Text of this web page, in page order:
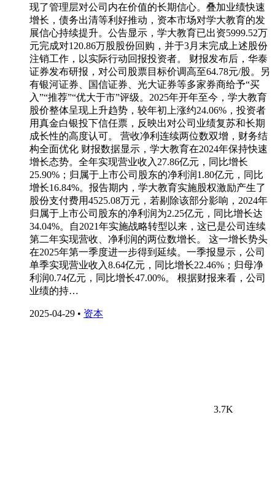
现了管理层对公司内在价值的长期信心。叠加业绩快速
增长，债务出清等利好推动，资本市场对学大教育的发
展信心持续提升。公告显示，学大教育已出资5999.52万
元完成对120.86万股股份回购，并于3月末完成上述股份
注销工作，以实际行动回报投资者。 财报发布后，华泰
证券发布研报，对公司股票目标价调高至64.78元/股。另
有银河证券、国信证券、光大证券等多家券商给予“买
入”“推荐”“优大于市”评级。2025年开年至今，学大教育
股价整体呈现上升趋势，较年初上涨约24.06%，投资者
用真金白银投下信任票，反映出对公司业绩复苏和长期
成长性的高度认可。 营收净利连续两位数双增，财务结
构全面优化 财报数据显示，学大教育在2024年保持快速
增长态势。全年实现营业收入27.86亿元，同比增长
25.90%；归属于上市公司股东的净利润1.80亿元，同比
增长16.84%。报告期内，学大教育实施股权激励产生了
股份支付费用4525.08万元，若剔除该部分影响，2024年
归属于上市公司股东的净利润为2.25亿元，同比增长达
34.04%。自2021年实施战略转型以来，这已是公司连续
第二年实现营收、净利润的两位数增长。 这一增长势头
在2025年第一季度进一步得到延续。一季报显示，公司
单季实现营业收入8.64亿元，同比增长22.46%；归母净
利润0.74亿元，同比增长47.00%。 根据财报来看，公司
业绩的持…
2025-04-29 • 资本
3.7K